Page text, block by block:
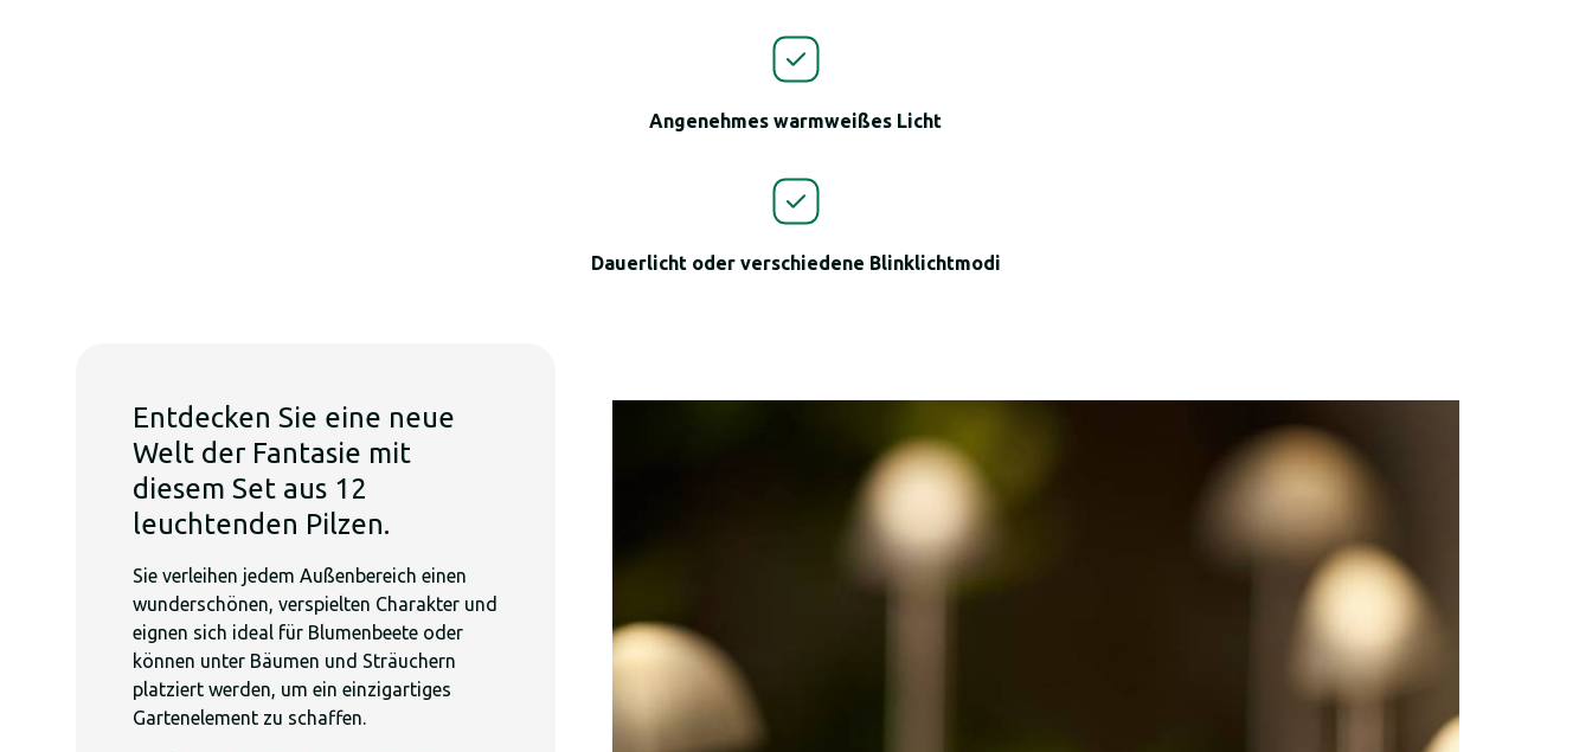
Angenehmes warmweißes Licht
Dauerlicht oder verschiedene Blinklichtmodi
Entdecken Sie eine neue
Welt der Fantasie mit
diesem Set aus 12
leuchtenden Pilzen.
Sie verleihen jedem Außenbereich einen
wunderschönen, verspielten Charakter und
eignen sich ideal für Blumenbeete oder
können unter Bäumen und Sträuchern
platziert werden, um ein einzigartiges
Gartenelement zu schaffen.